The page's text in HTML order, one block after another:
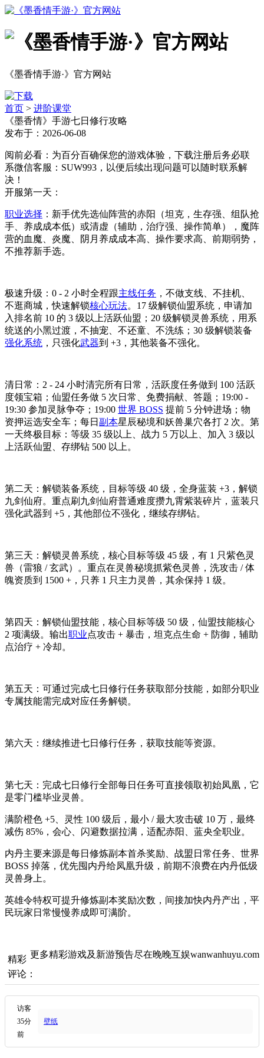
《墨香情手游·》官方网站
首页 > 进阶课堂
《墨香情》手游七日修行攻略
发布于：2026-06-08
阅前必看：为百分百确保您的游戏体验，下载注册后务必联
系微信客服：SUW993，以便后续出现问题可以随时联系解
决！
开服第一天：
职业选择 ：新手优先选仙阵营的赤阳（坦克，生存强、组队抢
手、养成成本低）或清虚（辅助，治疗强、操作简单），魔阵
营的血魔、炎魔、阴月养成成本高、操作要求高、前期弱势，
不推荐新手选。
极速升级：0 - 2 小时全程跟主线任务 ，不做支线、不挂机、
不逛商城，快速解锁核心玩法。17 级解锁仙盟系统，申请加
入排名前 10 的 3 级以上活跃仙盟；20 级解锁灵兽系统，用系
统送的小黑过渡，不抽宠、不还童、不洗练；30 级解锁装备
强化系统 ，只强化武器到 +3，其他装备不强化。
清日常：2 - 24 小时清完所有日常，活跃度任务做到 100 活跃
度领宝箱；仙盟任务做 5 次日常、免费捐献、答题；19:00 -
19:30 参加灵脉争夺；19:00 世界 BOSS 提前 5 分钟进场；物
资押运选安全车；每日 副本星辰秘境和妖兽巢穴各打 2 次。第
一天终极目标：等级 35 级以上、战力 5 万以上、加入 3 级以
上活跃仙盟、存绑钻 500 以上。
第二天：解锁装备系统，目标等级 40 级，全身蓝装 +3，解锁
九剑仙府。重点刷九剑仙府普通难度攒九霄紫装碎片，蓝装只
强化武器到 +5，其他部位不强化，继续存绑钻。
第三天：解锁灵兽系统，核心目标等级 45 级，有 1 只紫色灵
兽（雷狼 / 玄武）。重点在灵兽秘境抓紫色灵兽，洗攻击 / 体
魄资质到 1500 +，只养 1 只主力灵兽，其余保持 1 级。
第四天：解锁仙盟技能，核心目标等级 50 级，仙盟技能核心
2 项满级。输出职业点攻击 + 暴击，坦克点生命 + 防御，辅助
点治疗 + 冷却。
第五天：可通过完成七日修行任务获取部分技能，如部分职业
专属技能需完成对应任务解锁。
第六天：继续推进七日修行任务，获取技能等资源。
第七天：完成七日修行全部每日任务可直接领取初始凤凰，它
是零门槛毕业灵兽。
满阶橙色 +5、灵性 100 级后，最小 / 最大攻击破 10 万，最终
减伤 85%，会心、闪避数据拉满，适配赤阳、蓝央全职业。
内丹主要来源是每日修炼副本首杀奖励、战盟日常任务、世界
BOSS 掉落，优先囤内丹给凤凰升级，前期不浪费在内丹低级
灵兽身上。
英雄令特权可提升修炼副本奖励次数，间接加快内丹产出，平
民玩家日常慢慢养成即可满阶。
更多精彩游戏及新游预告尽在晚晚互娱wanwanhuyu.com
精彩
评论：
访客
35分
前
壁纸